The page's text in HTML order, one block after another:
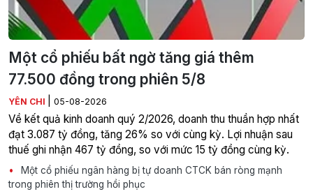
Một cổ phiếu bất ngờ tăng giá thêm
77.500 đồng trong phiên 5/8
YÊN CHI 05-08-2026
Về kết quả kinh doanh quý 2/2026, doanh thu thuần hợp nhất
đạt 3.087 tỷ đồng, tăng 26% so với cùng kỳ. Lợi nhuận sau
thuế ghi nhận 467 tỷ đồng, so với mức 15 tỷ đồng cùng kỳ.
Một cổ phiếu ngân hàng bị tự doanh CTCK bán ròng mạnh
trong phiên thị trường hồi phục